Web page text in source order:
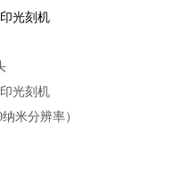
米分辨率）